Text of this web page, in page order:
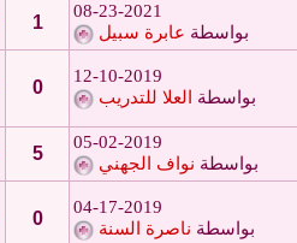
08-23-2021
بواسطة عابرة سبيل 1
12-10-2019
بواسطة
العلا للتدريب 0
05-02-2019
بواسطة نواف الجهني 5
04-17-2019
بواسطة ناصرة السنة 0